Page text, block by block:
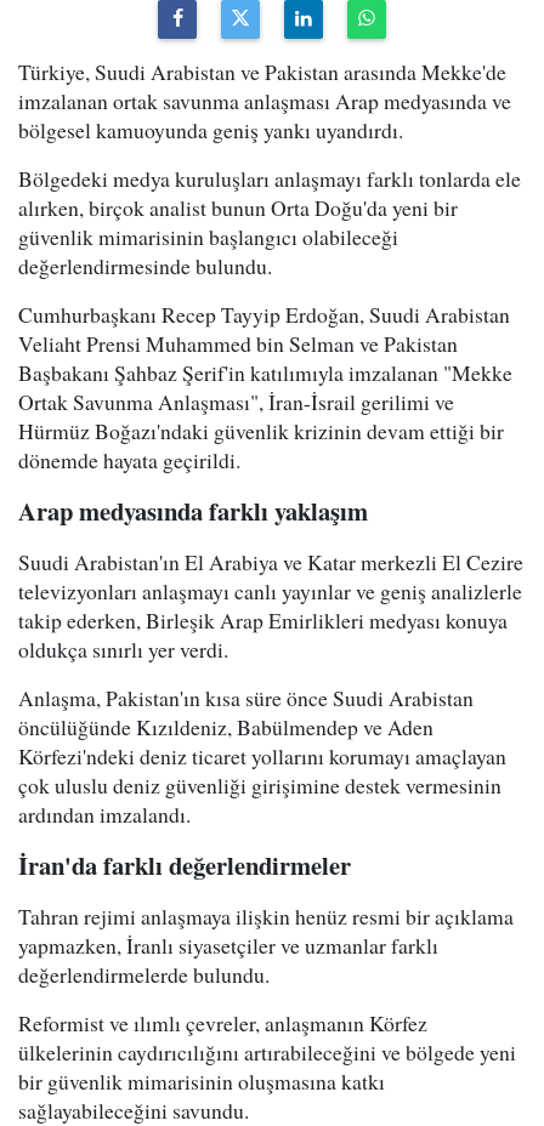
Türkiye, Suudi Arabistan ve Pakistan arasında Mekke'de
imzalanan ortak savunma anlaşması Arap medyasında ve
bölgesel kamuoyunda geniş yankı uyandırdı.
Bölgedeki medya kuruluşları anlaşmayı farklı tonlarda ele
alırken, birçok analist bunun Orta Doğu'da yeni bir
güvenlik mimarisinin başlangıcı olabileceği
değerlendirmesinde bulundu.
Cumhurbaşkanı Recep Tayyip Erdoğan, Suudi Arabistan
Veliaht Prensi Muhammed bin Selman ve Pakistan
Başbakanı Şahbaz Şerif'in katılımıyla imzalanan "Mekke
Ortak Savunma Anlaşması", İran-İsrail gerilimi ve
Hürmüz Boğazı'ndaki güvenlik krizinin devam ettiği bir
dönemde hayata geçirildi.
Arap medyasında farklı yaklaşım
Suudi Arabistan'ın El Arabiya ve Katar merkezli El Cezire
televizyonları anlaşmayı canlı yayınlar ve geniş analizlerle
takip ederken, Birleşik Arap Emirlikleri medyası konuya
oldukça sınırlı yer verdi.
Anlaşma, Pakistan'ın kısa süre önce Suudi Arabistan
öncülüğünde Kızıldeniz, Babülmendep ve Aden
Körfezi'ndeki deniz ticaret yollarını korumayı amaçlayan
çok uluslu deniz güvenliği girişimine destek vermesinin
ardından imzalandı.
İran'da farklı değerlendirmeler
Tahran rejimi anlaşmaya ilişkin henüz resmi bir açıklama
yapmazken, İranlı siyasetçiler ve uzmanlar farklı
değerlendirmelerde bulundu.
Reformist ve ılımlı çevreler, anlaşmanın Körfez
ülkelerinin caydırıcılığını artırabileceğini ve bölgede yeni
bir güvenlik mimarisinin oluşmasına katkı
sağlayabileceğini savundu.